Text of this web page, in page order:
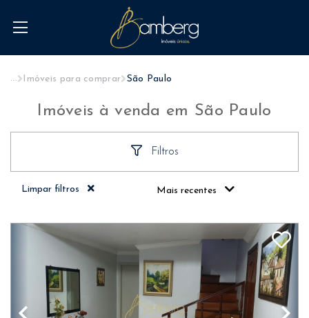
... Imóveis para comprar São Paulo
Imóveis à venda em São Paulo
Filtros
Limpar filtros Mais recentes